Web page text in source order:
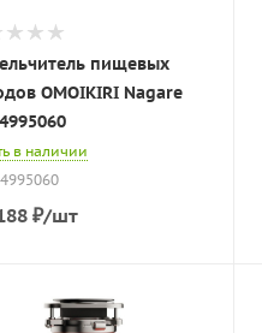
пищевых
OMOIKIRI Nagare
в наличии
₽/шт